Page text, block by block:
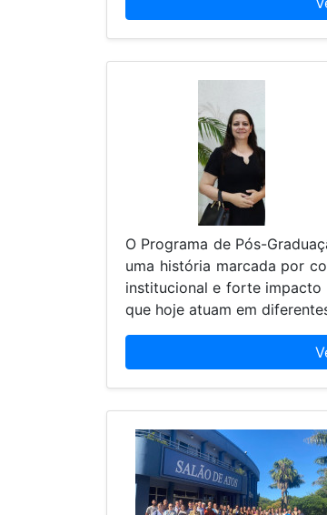
O Programa de Pós-
uma história marcada por
institucional e forte impacto
que hoje atuam em